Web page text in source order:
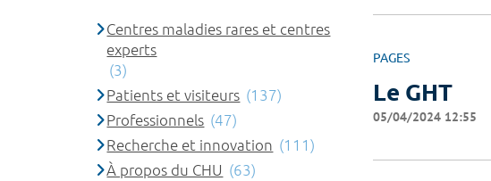
PAGES
Le GHT
05/04/2024 12:55
Centres maladies rares et centres
experts
(3)
Patients et visiteurs (137)
Professionnels (47)
Recherche et innovation (111)
À propos du CHU (63)